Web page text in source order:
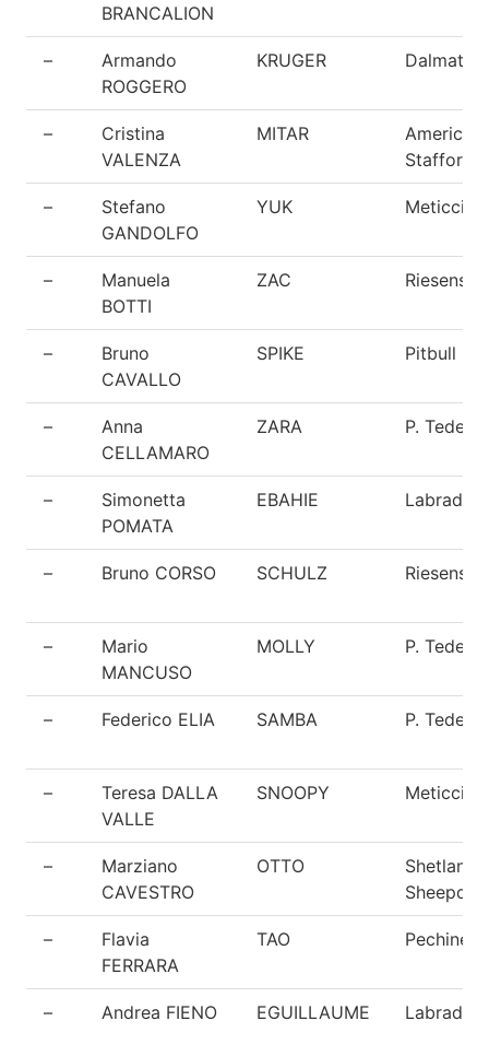
BRANCALION
–
Armando
ROGGERO
KRUGER Dalmata
–
Cristina
VALENZA
MITAR
American
–
Stefano
GANDOLFO
YUK Meticcio
–
Manuela
BOTTI
ZAC
–
Bruno
CAVALLO
SPIKE Pitbull
–
Anna
CELLAMARO
ZARA P.
–
Simonetta
POMATA
EBAHIE Labrador
– Bruno CORSO SCHULZ
–
Mario
MANCUSO
MOLLY P.
– Federico ELIA SAMBA P.
–
Teresa DALLA
VALLE
SNOOPY Meticcio
–
Marziano
CAVESTRO
OTTO
Shetland
Sheepdog
–
Flavia
FERRARA
TAO Pechinese
– Andrea FIENO EGUILLAUME Labrador